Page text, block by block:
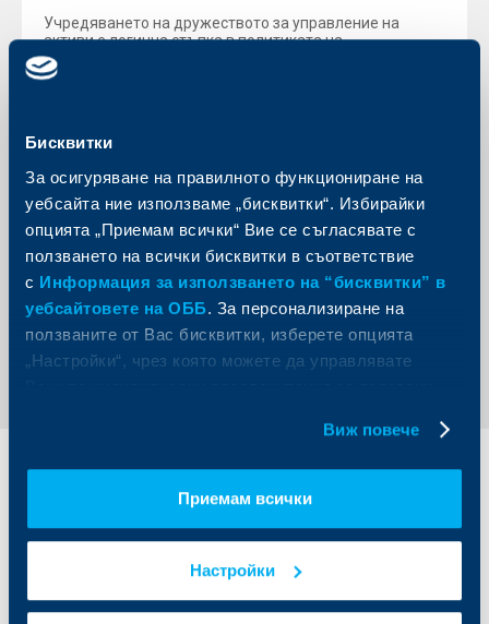
Бисквитки
За осигуряване на правилното функциониране на
уебсайта ние използваме „бисквитки“. Избирайки
опцията „Приемам всички“ Вие се съгласявате с
ползването на всички бисквитки в съответствие
с Информация за използването на “бисквитки” в
уебсайтовете на ОББ. За персонализиране на
ползваните от Вас бисквитки, изберете опцията
„Настройки“, чрез която можете да управлявате
Виж повече
Приемам всички
Настройки
Учредяването на дружеството за управление на
активи е логична стъпка в политиката на
Райфайзенбанк (България) ЕАД за разширяване
обхвата на предлаганите от нея финансови и
продажби на Райфайзенбанк (България), новото
да отговори на нарастващото търсене на
алтернативни инвестиционни продукти и заедно с
това да утвърди своите позиции на водеща
финансова структура в България. Предстои вписване
на дружеството в търговския регистър на Софийски
градски съд.
Обратно към всички новини
Индивидуални
Кредити
Бизнес
клиенти
Управление на парични средства
Търговско финансиране